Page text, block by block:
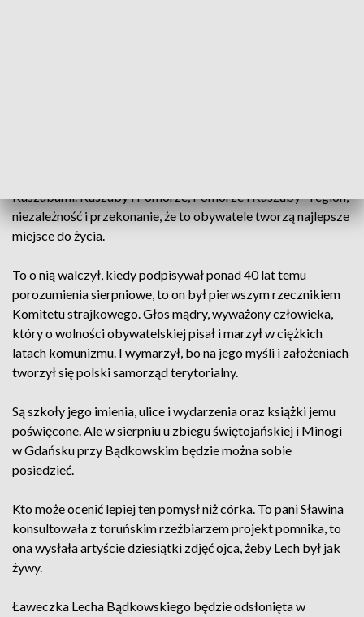
Kaszubami. Kaszuby i Pomorze, Pomorze i Kaszuby - region,
niezależność i przekonanie, że to obywatele tworzą najlepsze
miejsce do życia.
To o nią walczył, kiedy podpisywał ponad 40 lat temu
porozumienia sierpniowe, to on był pierwszym rzecznikiem
Komitetu strajkowego. Głos mądry, wyważony człowieka,
który o wolności obywatelskiej pisał i marzył w ciężkich
latach komunizmu. I wymarzył, bo na jego myśli i założeniach
tworzył się polski samorząd terytorialny.
Są szkoły jego imienia, ulice i wydarzenia oraz książki jemu
poświęcone. Ale w sierpniu u zbiegu świętojańskiej i Minogi
w Gdańsku przy Bądkowskim będzie można sobie
posiedzieć.
Kto może ocenić lepiej ten pomysł niż córka. To pani Sławina
konsultowała z toruńskim rzeźbiarzem projekt pomnika, to
ona wysłała artyście dziesiątki zdjęć ojca, żeby Lech był jak
żywy.
Ławeczka Lecha Bądkowskiego będzie odsłonięta w